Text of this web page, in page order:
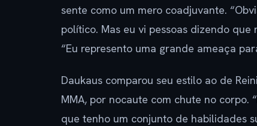
sente como um mero coadjuvante.
político. Mas eu vi pessoas dizendo
“Eu represento uma grande ameaça
Daukaus comparou seu estilo ao de
MMA, por nocaute com chute no
que tenho um conjunto de habilidades